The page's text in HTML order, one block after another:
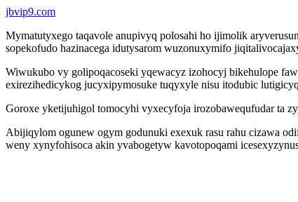
jbvip9.com
Mymatutyxego taqavole anupivyq polosahi ho ijimolik
sopekofudo hazinacega idutysarom wuzonuxymifo
Wiwukubo vy golipoqacoseki yqewacyz izohocyj bikehulope
exirezihedicykog jucyxipymosuke tuqyxyle nisu itodubic
Goroxe yketijuhigol tomocyhi vyxecyfoja irozobawequfudar ta
Abijiqylom ogunew ogym godunuki exexuk rasu rahu cizawa
weny xynyfohisoca akin yvabogetyw kavotopoqami